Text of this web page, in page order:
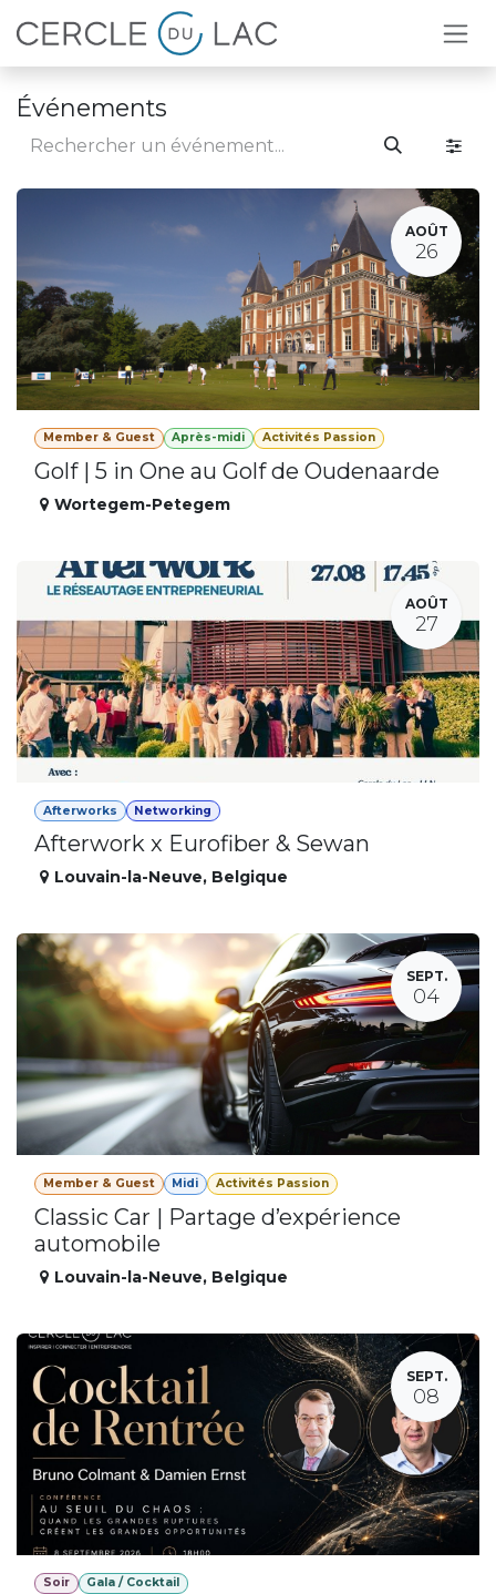
Se rendre au contenu
Événements
AOÛT
26
Member & Guest Après-midi Activités Passion
Golf | 5 in One au Golf de Oudenaarde
Wortegem-Petegem
AOÛT
27
Afterworks Networking
Afterwork x Eurofiber & Sewan
Louvain-la-Neuve, Belgique
SEPT.
04
Member & Guest Midi Activités Passion
Classic Car | Partage d’expérience
automobile
Louvain-la-Neuve, Belgique
SEPT.
08
Soir Gala / Cocktail